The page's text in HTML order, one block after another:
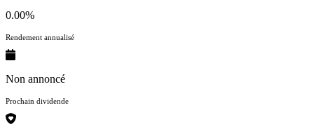
0.00%
Rendement annualisé
Non annoncé
Prochain dividende